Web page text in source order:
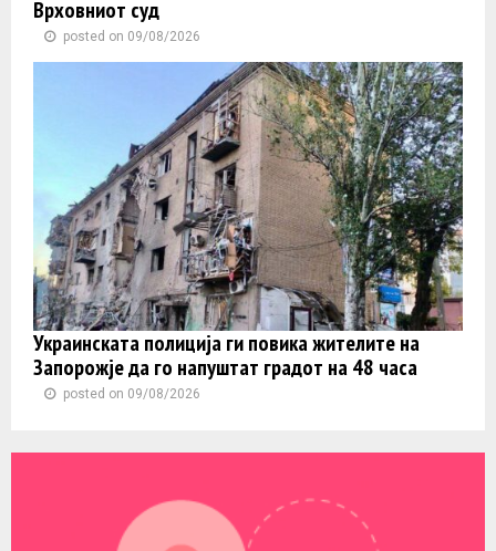
Врховниот суд
posted on 09/08/2026
Украинската полиција ги повика жителите на
Запорожје да го напуштат градот на 48 часа
posted on 09/08/2026